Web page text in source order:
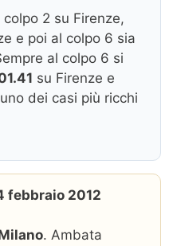
colpo 2 su Firenze,
e poi al colpo 6 sia
al colpo 6 si
su Firenze e
dei casi più ricchi
febbraio 2012
. Ambata